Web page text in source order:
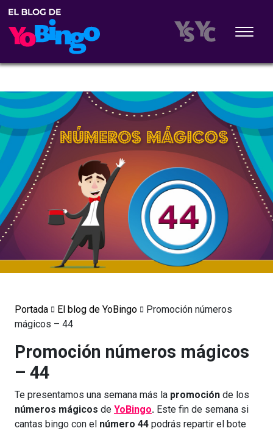
Portada El blog de YoBingo
Promoción números
mágicos – 44
Promoción números mágicos
– 44
Te presentamos una semana más la promoción de los
números mágicos de YoBingo. Este fin de semana si
cantas bingo con el número 44 podrás repartir el bote